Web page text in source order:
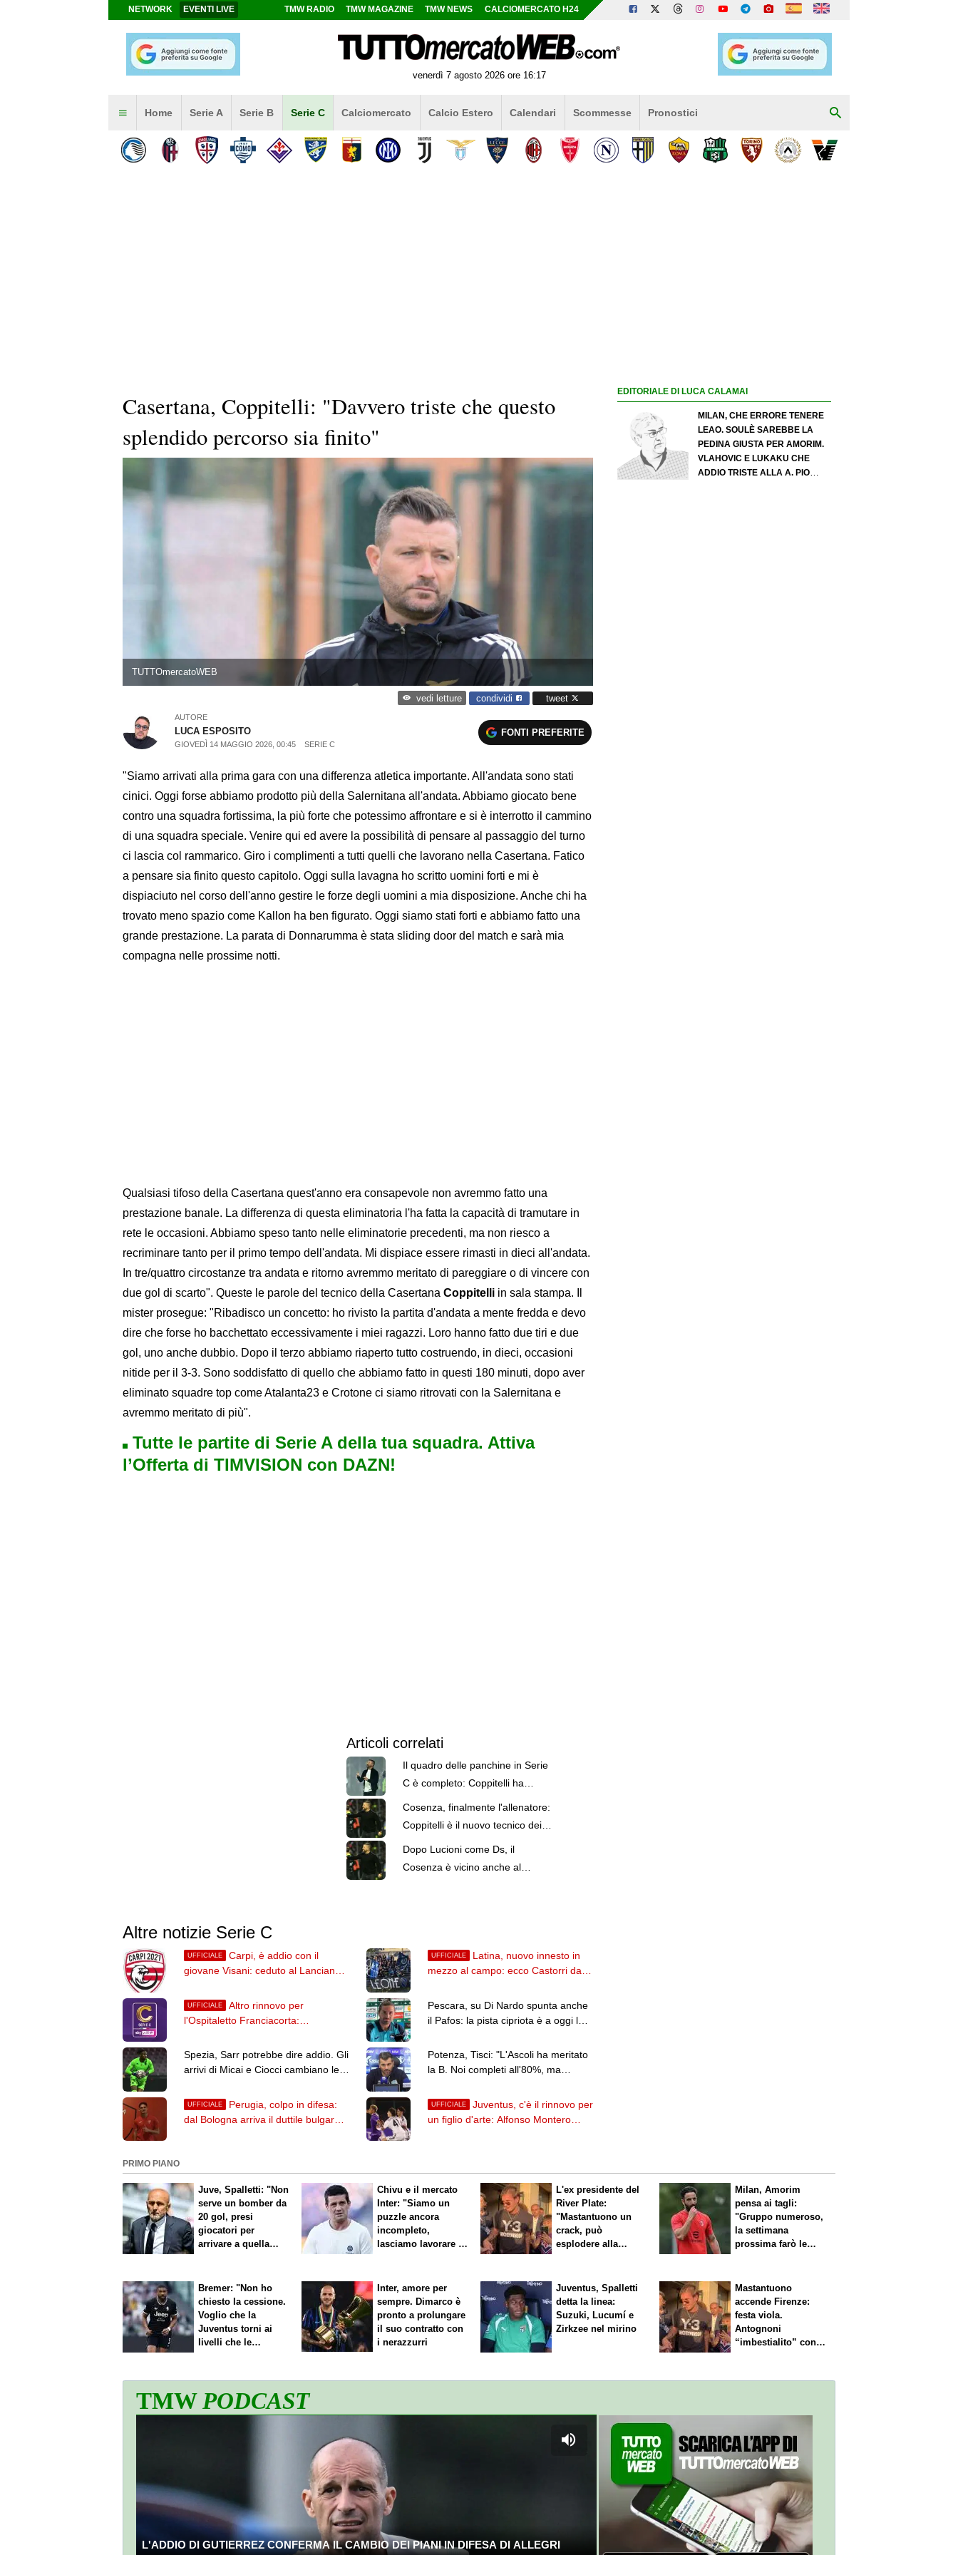
NETWORK EVENTI LIVE TMW RADIO TMW MAGAZINE TMW NEWS CALCIOMERCATO H24
venerdì 7 agosto 2026 ore 16:17
Home Serie A Serie B Serie C Calciomercato Calcio Estero Calendari Scommesse Pronostici
Casertana, Coppitelli: "Davvero triste che questo
splendido percorso sia finito"
TUTTOmercatoWEB
vedi letture condividi tweet
AUTORE
LUCA ESPOSITO
GIOVEDÌ 14 MAGGIO 2026, 00:45 SERIE C
FONTI PREFERITE
"Siamo arrivati alla prima gara con una differenza atletica importante. All'andata sono stati
cinici. Oggi forse abbiamo prodotto più della Salernitana all'andata. Abbiamo giocato bene
contro una squadra fortissima, la più forte che potessimo affrontare e si è interrotto il cammino
di una squadra speciale. Venire qui ed avere la possibilità di pensare al passaggio del turno
ci lascia col rammarico. Giro i complimenti a tutti quelli che lavorano nella Casertana. Fatico
a pensare sia finito questo capitolo. Oggi sulla lavagna ho scritto uomini forti e mi è
dispiaciuto nel corso dell'anno gestire le forze degli uomini a mia disposizione. Anche chi ha
trovato meno spazio come Kallon ha ben figurato. Oggi siamo stati forti e abbiamo fatto una
grande prestazione. La parata di Donnarumma è stata sliding door del match e sarà mia
compagna nelle prossime notti.
Qualsiasi tifoso della Casertana quest'anno era consapevole non avremmo fatto una
prestazione banale. La differenza di questa eliminatoria l'ha fatta la capacità di tramutare in
rete le occasioni. Abbiamo speso tanto nelle eliminatorie precedenti, ma non riesco a
recriminare tanto per il primo tempo dell'andata. Mi dispiace essere rimasti in dieci all'andata.
In tre/quattro circostanze tra andata e ritorno avremmo meritato di pareggiare o di vincere con
due gol di scarto". Queste le parole del tecnico della Casertana Coppitelli in sala stampa. Il
mister prosegue: "Ribadisco un concetto: ho rivisto la partita d'andata a mente fredda e devo
dire che forse ho bacchettato eccessivamente i miei ragazzi. Loro hanno fatto due tiri e due
gol, uno anche dubbio. Dopo il terzo abbiamo riaperto tutto costruendo, in dieci, occasioni
nitide per il 3-3. Sono soddisfatto di quello che abbiamo fatto in questi 180 minuti, dopo aver
eliminato squadre top come Atalanta23 e Crotone ci siamo ritrovati con la Salernitana e
avremmo meritato di più".
Tutte le partite di Serie A della tua squadra. Attiva
l’Offerta di TIMVISION con DAZN!
Articoli correlati
Il quadro delle panchine in Serie
C è completo: Coppitelli ha
firmato con il Cosenza
Cosenza, finalmente l'allenatore:
Coppitelli è il nuovo tecnico dei
Dopo Lucioni come Ds, il
Cosenza è vicino anche al
Altre notizie Serie C
UFFICIALE
Carpi, è addio con il
giovane Visani: ceduto al Lanciano
UFFICIALE
Latina, nuovo innesto in
mezzo al campo: ecco Castorri dal
UFFICIALE
Altro rinnovo per
l'Ospitaletto Franciacorta:
Pescara, su Di Nardo spunta anche
il Pafos: la pista cipriota è a oggi la
Spezia, Sarr potrebbe dire addio. Gli
arrivi di Micai e Ciocci cambiano le
Potenza, Tisci: "L'Ascoli ha meritato
la B. Noi completi all'80%, ma
UFFICIALE
Perugia, colpo in difesa:
dal Bologna arriva il duttile bulgaro
UFFICIALE
Juventus, c'è il rinnovo per
un figlio d'arte: Alfonso Montero
EDITORIALE DI LUCA CALAMAI
MILAN, CHE ERRORE TENERE
LEAO. SOULÈ SAREBBE LA
PEDINA GIUSTA PER AMORIM.
VLAHOVIC E LUKAKU CHE
ADDIO TRISTE ALLA A. PIO
PRIMO PIANO
Juve, Spalletti: "Non
serve un bomber da
20 gol, presi
giocatori per
arrivare a quella
Chivu e il mercato
Inter: "Siamo un
puzzle ancora
incompleto,
lasciamo lavorare i
L'ex presidente del
River Plate:
"Mastantuono un
crack, può
esplodere alla
Milan, Amorim
pensa ai tagli:
"Gruppo numeroso,
la settimana
prossima farò le
Bremer: "Non ho
chiesto la cessione.
Voglio che la
Juventus torni ai
livelli che le
Inter, amore per
sempre. Dimarco è
pronto a prolungare
il suo contratto con
i nerazzurri
Juventus, Spalletti
detta la linea:
Suzuki, Lucumí e
Zirkzee nel mirino
Mastantuono
accende Firenze:
festa viola.
Antognoni
“imbestialito” con
TMWPODCAST
L'ADDIO DI GUTIERREZ CONFERMA IL CAMBIO DEI PIANI IN DIFESA DI ALLEGRI